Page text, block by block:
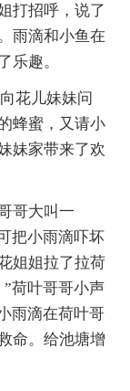
打招呼，说了
雨滴和小鱼在
乐趣。
花儿妹妹问
蜂蜜，又请小
妹家带来了欢
哥大叫一
把小雨滴吓坏
姐姐拉了拉荷
荷叶哥哥小声
雨滴在荷叶哥
命。给池塘增